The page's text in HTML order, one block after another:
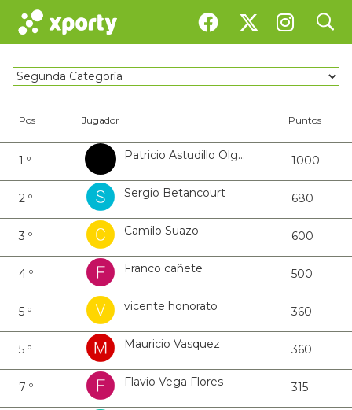
search
Puntos ranking
Pos Jugador Puntos
1 º Patricio Astudillo Olguin 1000
2 º Sergio Betancourt 680
3 º Camilo Suazo 600
4 º Franco cañete 500
5 º vicente honorato 360
5 º Mauricio Vasquez 360
7 º Flavio Vega Flores 315